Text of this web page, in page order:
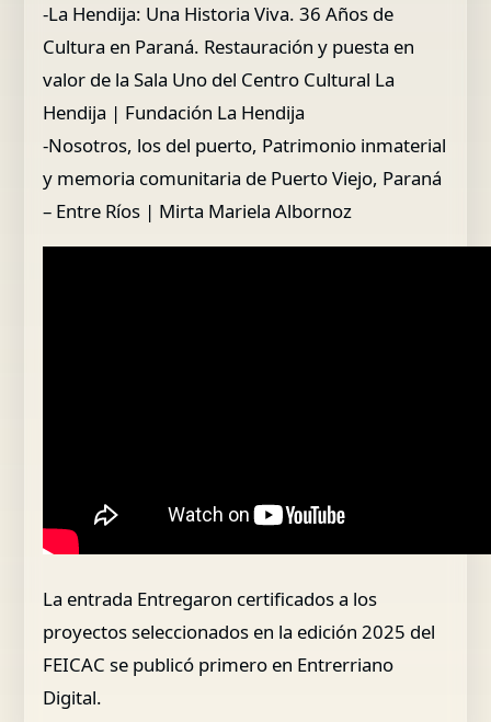
-La Hendija: Una Historia Viva. 36 Años de
Cultura en Paraná. Restauración y puesta en
valor de la Sala Uno del Centro Cultural La
Hendija | Fundación La Hendija
-Nosotros, los del puerto, Patrimonio inmaterial
y memoria comunitaria de Puerto Viejo, Paraná
– Entre Ríos | Mirta Mariela Albornoz
La entrada Entregaron certificados a los
proyectos seleccionados en la edición 2025 del
FEICAC se publicó primero en Entrerriano
Digital.